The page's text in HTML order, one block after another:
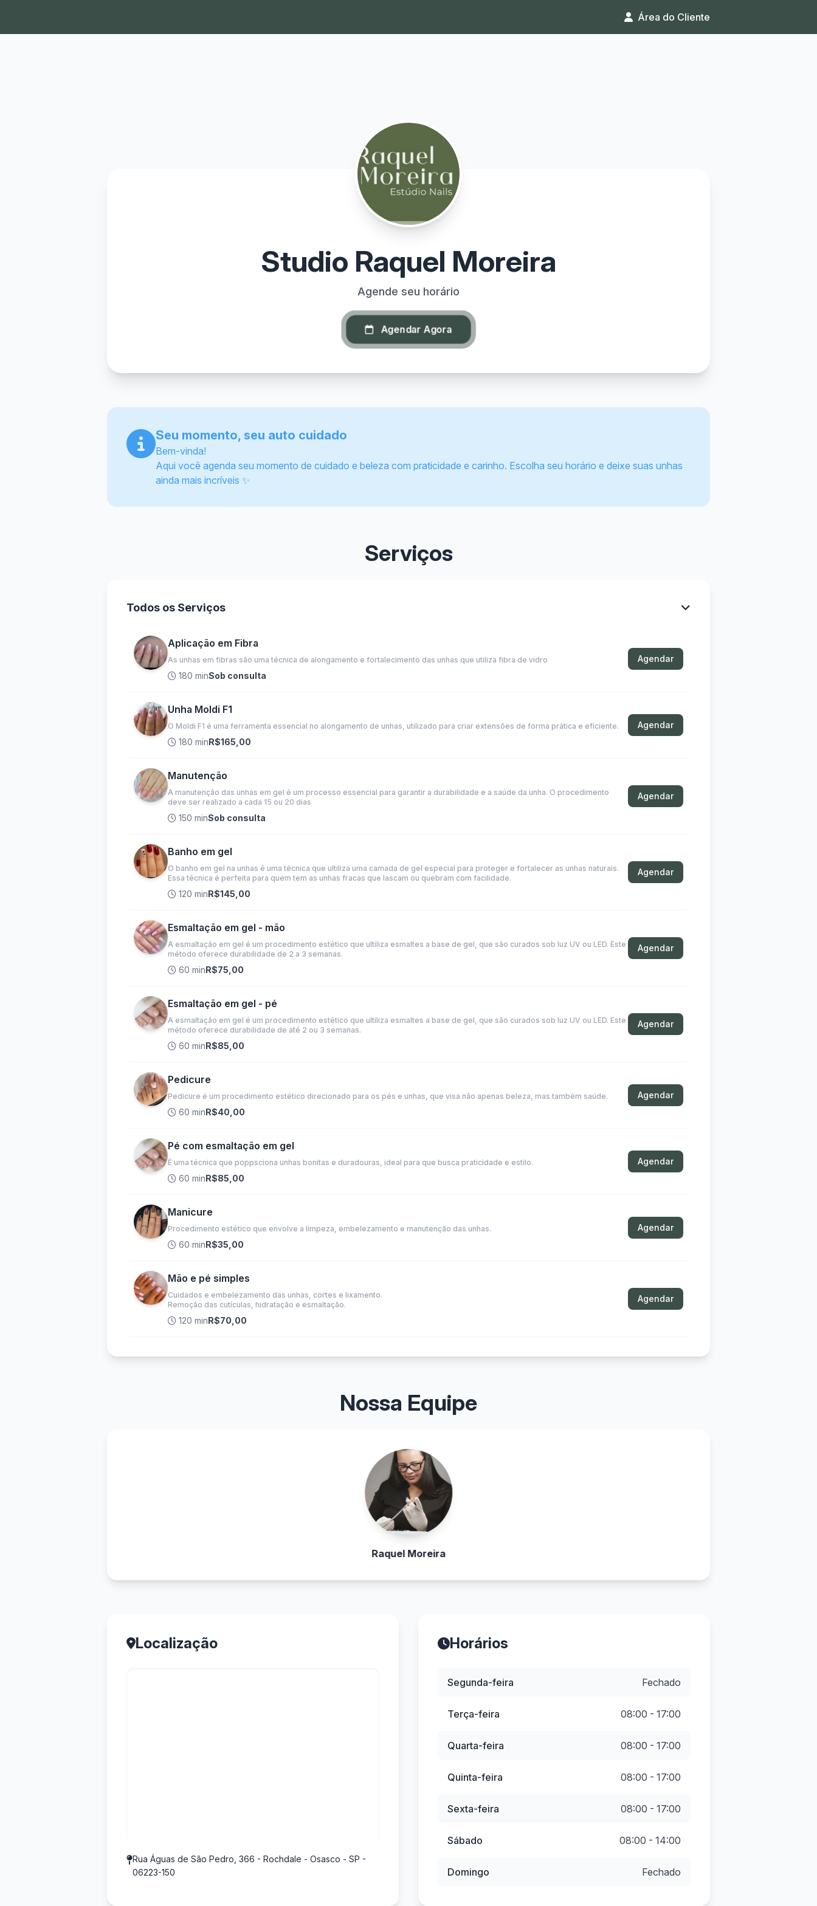
Área do Cliente
Studio Raquel Moreira
Agende seu horário
Agendar Agora
Seu momento, seu auto cuidado
Bem-vinda!
Aqui você agenda seu momento de cuidado e beleza com praticidade e carinho. Escolha seu horário e deixe suas unhas
ainda mais incríveis ✨
Serviços
Todos os Serviços
Aplicação em Fibra
As unhas em fibras são uma técnica de alongamento e fortalecimento das unhas que utiliza fibra de vidro
180 minSob consulta
Agendar
Unha Moldi F1
O Moldi F1 é uma ferramenta essencial no alongamento de unhas, utilizado para criar extensões de forma prática e eficiente.
180 minR$165,00
Agendar
Manutenção
A manutenção das unhas em gel é um processo essencial para garantir a durabilidade e a saúde da unha. O procedimento
deve ser realizado a cada 15 ou 20 dias
150 minSob consulta
Agendar
Banho em gel
O banho em gel na unhas é uma técnica que ultiliza uma camada de gel especial para proteger e fortalecer as unhas naturais.
Essa técnica é perfeita para quem tem as unhas fracas que lascam ou quebram com facilidade.
120 minR$145,00
Agendar
Esmaltação em gel - mão
A esmaltação em gel é um procedimento estético que ultiliza esmaltes a base de gel, que são curados sob luz UV ou LED. Este
método oferece durabilidade de 2 a 3 semanas.
60 minR$75,00
Agendar
Esmaltação em gel - pé
A esmaltação em gel é um procedimento estético que ultiliza esmaltes a base de gel, que são curados sob luz UV ou LED. Este
método oferece durabilidade de até 2 ou 3 semanas.
60 minR$85,00
Agendar
Pedicure
Pedicure é um procedimento estético direcionado para os pés e unhas, que visa não apenas beleza, mas também saúde.
60 minR$40,00
Agendar
Pé com esmaltação em gel
É uma técnica que poppsciona unhas bonitas e duradouras, ideal para que busca praticidade e estilo.
60 minR$85,00
Agendar
Manicure
Procedimento estético que envolve a limpeza, embelezamento e manutenção das unhas.
60 minR$35,00
Agendar
Mão e pé simples
Cuidados e embelezamento das unhas, cortes e lixamento.
Remoção das cutículas, hidratação e esmaltação.
120 minR$70,00
Agendar
Nossa Equipe
Raquel Moreira
Localização
Rua Águas de São Pedro, 366 - Rochdale - Osasco - SP -
06223-150
Horários
Segunda-feira Fechado
Terça-feira 08:00 - 17:00
Quarta-feira 08:00 - 17:00
Quinta-feira 08:00 - 17:00
Sexta-feira 08:00 - 17:00
Sábado 08:00 - 14:00
Domingo Fechado